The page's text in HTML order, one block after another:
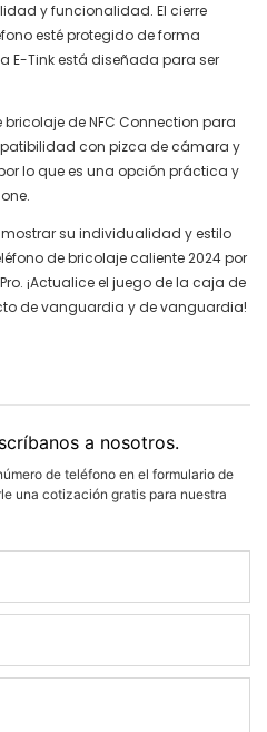
y funcionalidad. El cierre
esté protegido de forma
E-Tink está diseñada para ser
de NFC Connection para
con pizca de cámara y
lo que es una opción práctica y
su individualidad y estilo
de bricolaje caliente 2024 por
¡Actualice el juego de la caja de
de vanguardia y de vanguardia!
a nosotros.
de teléfono en el formulario de
una cotización gratis para nuestra